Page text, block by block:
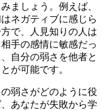
ましょう。例えば、
ネガティブに感じら
で、人見知りの人は
手の感情に敏感だっ
自分の弱さを他者と
が可能です。
弱さがどのように役
あなたが失敗から学